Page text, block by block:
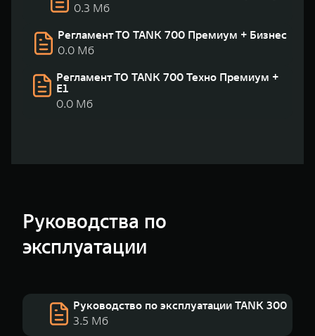
0.3 Мб
Регламент ТО TANK 700 Премиум + Бизнес
0.0 Мб
Регламент ТО TANK 700 Техно Премиум +
Е1
0.0 Мб
Руководства по
эксплуатации
Руководство по эксплуатации TANK 300
3.5 Мб